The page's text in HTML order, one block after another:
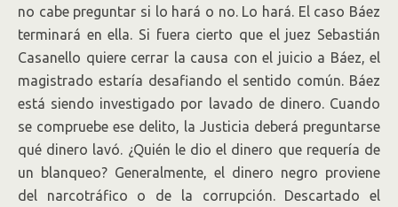
no cabe preguntar si lo hará o no. Lo hará. El caso Báez
terminará en ella. Si fuera cierto que el juez Sebastián
Casanello quiere cerrar la causa con el juicio a Báez, el
magistrado estaría desafiando el sentido común. Báez
está siendo investigado por lavado de dinero. Cuando
se compruebe ese delito, la Justicia deberá preguntarse
qué dinero lavó. ¿Quién le dio el dinero que requería de
un blanqueo? Generalmente, el dinero negro proviene
del narcotráfico o de la corrupción. Descartado el